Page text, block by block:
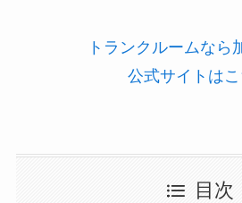
トランクルームなら
公式サイトはこ
目次